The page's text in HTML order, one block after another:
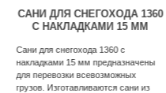
САНИ ДЛЯ СНЕГОХОДА 1380
прeдназначены для перевозки
всевозможных грузoв.
Изготавливаются caни из
высокомолекулярной композиции